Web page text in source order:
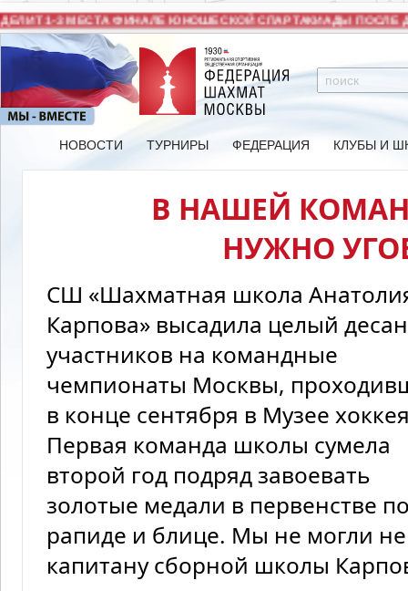
1-3 МЕСТА ФИНАЛЕ ЮНОШЕСКОЙ СПАРТАКИАДЫ ПОСЛЕ
НОВОСТИ ТУРНИРЫ ФЕДЕРАЦИЯ КЛУБЫ И
В НАШЕЙ
НУЖНО
СШ «Шахматная школа
Карпова» высадила целый
участников на командные
чемпионаты Москвы,
в конце сентября в Музее
Первая команда школы сумела
второй год подряд завоевать
золотые медали в первенстве
рапиде и блице. Мы не могли не
капитану сборной школы